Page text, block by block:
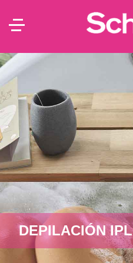
DEPILACIÓN IPL